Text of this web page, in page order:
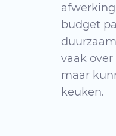
budget
vaak
maar
keuken.